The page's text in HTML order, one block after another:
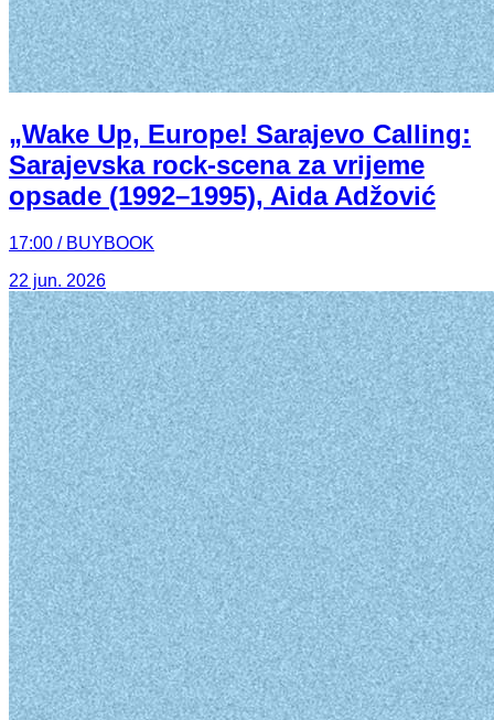
„Wake Up, Europe! Sarajevo Calling:
Sarajevska rock-scena za vrijeme
opsade (1992–1995), Aida Adžović
17:00 / BUYBOOK
22 jun. 2026